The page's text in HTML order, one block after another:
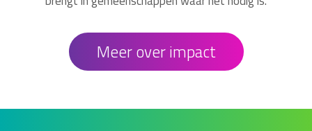
Meer over impact